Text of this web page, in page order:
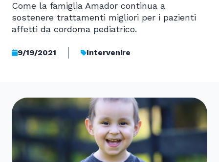
Come la famiglia Amador continua a
sostenere trattamenti migliori per i pazienti
affetti da cordoma pediatrico.
9/19/2021 Intervenire